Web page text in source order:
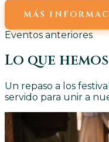
MÁS
Eventos anteriores
Lo que
Un repaso a los
servido para unir a